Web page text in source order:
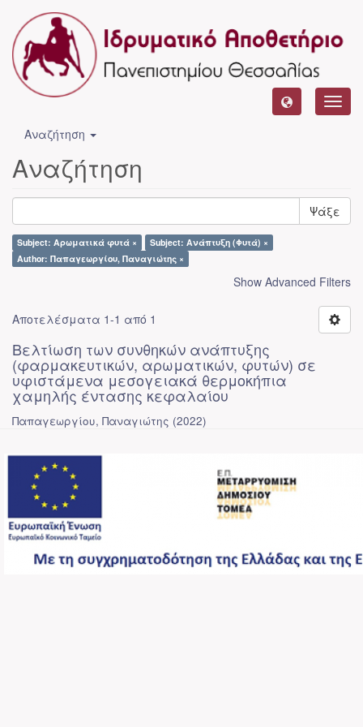
Αναζήτηση
Αναζήτηση
Ψάξε
Subject: Aρωματικά φυτά ×
Subject: Ανάπτυξη (Φυτά) ×
Author: Παπαγεωργίου, Παναγιώτης ×
Show Advanced Filters
Αποτελέσματα 1-1 από 1
Βελτίωση των συνθηκών ανάπτυξης
(φαρμακευτικών, αρωματικών, φυτών) σε
υφιστάμενα μεσογειακά θερμοκήπια
χαμηλής έντασης κεφαλαίου
Παπαγεωργίου, Παναγιώτης (2022)